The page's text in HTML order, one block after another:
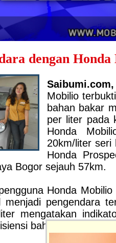
dengan
Mobilio
bahan bakar
per liter pada
Honda
20km/liter seri
Honda
Bogor sejauh 57km.
Honda
menjadi pengendara
mengatakan
bahan bakar.